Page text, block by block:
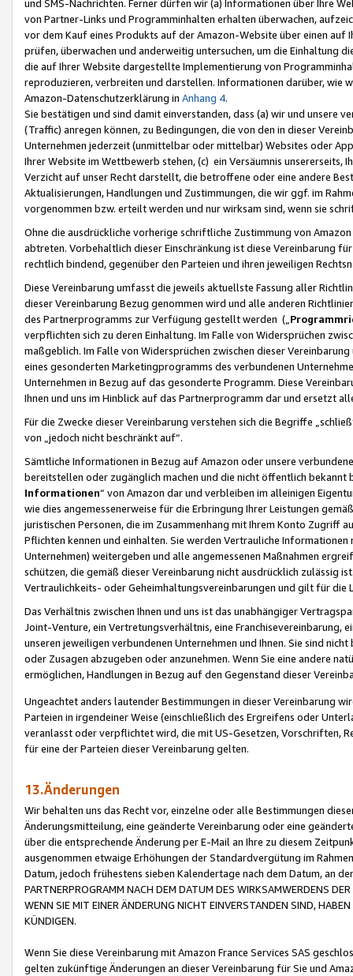
und SMS-Nachrichten. Ferner dürfen wir (a) Informationen über Ihre
von Partner-Links und Programminhalten erhalten überwachen,
vor dem Kauf eines Produkts auf der Amazon-Website über einen
prüfen, überwachen und anderweitig untersuchen, um die Einhaltung
die auf Ihrer Website dargestellte Implementierung von
reproduzieren, verbreiten und darstellen. Informationen darüber, wie
Amazon-Datenschutzerklärung in Anhang 4.
Sie bestätigen und sind damit einverstanden, dass (a) wir und
(Traffic) anregen können, zu Bedingungen, die von den in dieser
Unternehmen jederzeit (unmittelbar oder mittelbar) Websites oder
Ihrer Website im Wettbewerb stehen, (c) ein Versäumnis unsererseits,
Verzicht auf unser Recht darstellt, die betroffene oder eine andere
Aktualisierungen, Handlungen und Zustimmungen, die wir ggf. im
vorgenommen bzw. erteilt werden und nur wirksam sind, wenn sie
Ohne die ausdrückliche vorherige schriftliche Zustimmung von
abtreten. Vorbehaltlich dieser Einschränkung ist diese Vereinbarung
rechtlich bindend, gegenüber den Parteien und ihren jeweiligen
Diese Vereinbarung umfasst die jeweils aktuellste Fassung aller
dieser Vereinbarung Bezug genommen wird und alle anderen
des Partnerprogramms zur Verfügung gestellt werden („
verpflichten sich zu deren Einhaltung. Im Falle von Widersprüchen
maßgeblich. Im Falle von Widersprüchen zwischen dieser
eines gesonderten Marketingprogramms des verbundenen
Unternehmen in Bezug auf das gesonderte Programm. Diese
Ihnen und uns im Hinblick auf das Partnerprogramm dar und ersetzt
Für die Zwecke dieser Vereinbarung verstehen sich die Begriffe
von „jedoch nicht beschränkt auf“.
Sämtliche Informationen in Bezug auf Amazon oder unsere
bereitstellen oder zugänglich machen und die nicht öffentlich
Informationen“ von Amazon dar und verbleiben im alleinigen
wie dies angemessenerweise für die Erbringung Ihrer Leistungen
juristischen Personen, die im Zusammenhang mit Ihrem Konto
Pflichten kennen und einhalten. Sie werden Vertrauliche
Unternehmen) weitergeben und alle angemessenen Maßnahmen
schützen, die gemäß dieser Vereinbarung nicht ausdrücklich zulässig
Vertraulichkeits- oder Geheimhaltungsvereinbarungen und gilt für die
Das Verhältnis zwischen Ihnen und uns ist das unabhängiger
Joint-Venture, ein Vertretungsverhältnis, eine Franchisevereinbarung,
unseren jeweiligen verbundenen Unternehmen und Ihnen. Sie sind
oder Zusagen abzugeben oder anzunehmen. Wenn Sie eine andere
ermöglichen, Handlungen in Bezug auf den Gegenstand dieser
Ungeachtet anders lautender Bestimmungen in dieser Vereinbarung
Parteien in irgendeiner Weise (einschließlich des Ergreifens oder
veranlasst oder verpflichtet wird, die mit US-Gesetzen, Vorschriften,
für eine der Parteien dieser Vereinbarung gelten.
13.Änderungen
Wir behalten uns das Recht vor, einzelne oder alle Bestimmungen
Änderungsmitteilung, eine geänderte Vereinbarung oder eine
über die entsprechende Änderung per E-Mail an Ihre zu diesem
ausgenommen etwaige Erhöhungen der Standardvergütung im
Datum, jedoch frühestens sieben Kalendertage nach dem Datum, an
PARTNERPROGRAMM NACH DEM DATUM DES WIRKSAMWERDENS
WENN SIE MIT EINER ÄNDERUNG NICHT EINVERSTANDEN SIND,
KÜNDIGEN.
Wenn Sie diese Vereinbarung mit Amazon France Services SAS
gelten zukünftige Änderungen an dieser Vereinbarung für Sie und